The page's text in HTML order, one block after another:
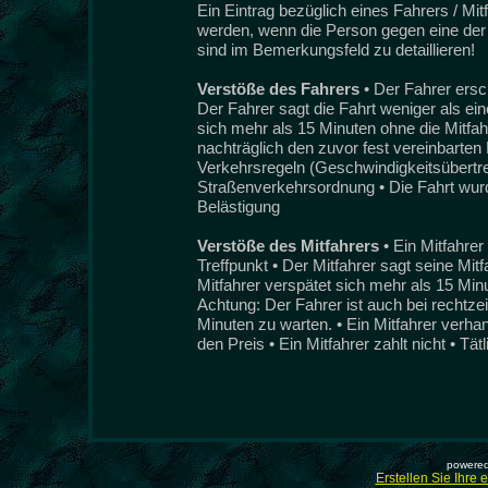
Ein Eintrag bezüglich eines Fahrers /
werden, wenn die Person gegen eine
sind im Bemerkungsfeld zu detaillieren!
Verstöße des Fahrers • Der Fahrer
Der Fahrer sagt die Fahrt weniger als
sich mehr als 15 Minuten ohne die
nachträglich den zuvor fest
Verkehrsregeln
Straßenverkehrsordnung • Die Fahrt
Belästigung
Verstöße des Mitfahrers • Ein
Treffpunkt • Der Mitfahrer sagt seine
Mitfahrer verspätet sich mehr als 15
Achtung: Der Fahrer ist auch bei
Minuten zu warten. • Ein Mitfahrer
den Preis • Ein Mitfahrer zahlt nicht •
Erstellen Sie Ihre